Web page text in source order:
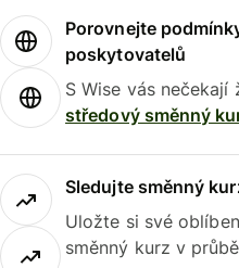
Porovnejte
poskytovatelů
S Wise vás
středový směnný
Sledujte směnný
Uložte si své
směnný kurz v